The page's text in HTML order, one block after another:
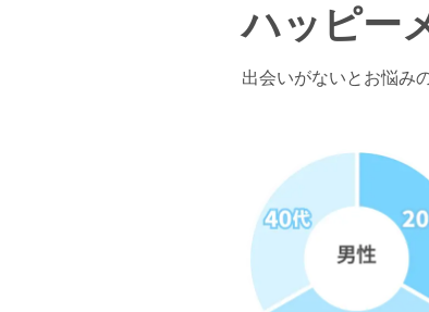
ハッピー
出会いがないとお悩み